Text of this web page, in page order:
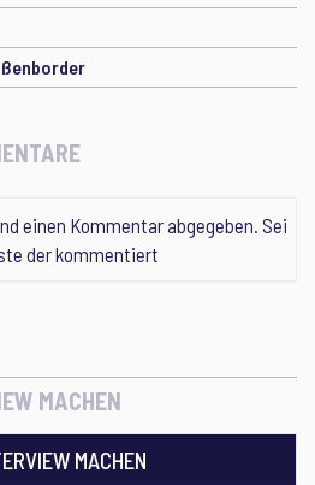
einen Kommentar abgegeben. Sei
der kommentiert
MACHEN
MACHEN